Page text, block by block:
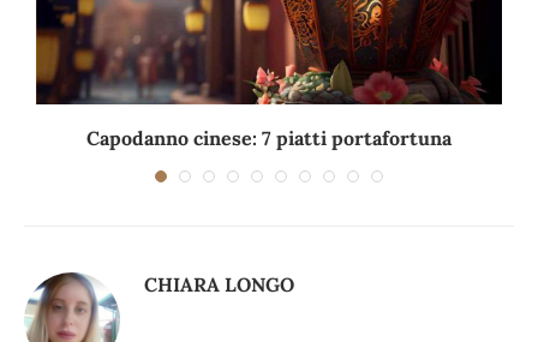
Capodanno cinese: 7 piatti portafortuna
CHIARA LONGO